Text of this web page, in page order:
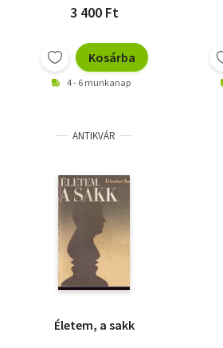
3 400 Ft
Kosárba
4 - 6 munkanap
ANTIKVÁR
Életem, a sakk